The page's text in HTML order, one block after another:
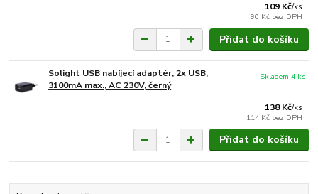
109 Kč/ks
90 Kč bez DPH
Přidat do košíku
Solight USB nabíjecí adaptér, 2x USB,
3100mA max., AC 230V, černý
138 Kč/ks
114 Kč bez DPH
Skladem 4 ks
Přidat do košíku